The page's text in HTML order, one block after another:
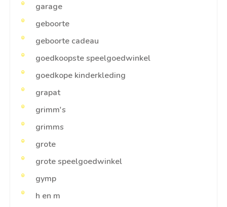
garage
geboorte
geboorte cadeau
goedkoopste speelgoedwinkel
goedkope kinderkleding
grapat
grimm's
grimms
grote
grote speelgoedwinkel
gymp
h en m